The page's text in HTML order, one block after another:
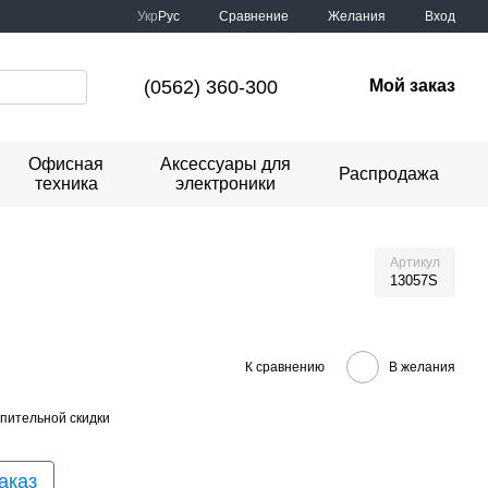
Укр Рус Сравнение Желания Вход
(0562) 360-300 Мой заказ
Офисная
техника
Аксессуары для
электроники
Распродажа
Артикул
13057S
К сравнению В желания
скидки